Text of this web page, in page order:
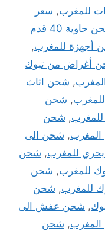
للمغرب, سعر
سعر شحن حاوية 40 قدم
أجهزة للمغرب,
أغراض من تبوك
, شحن اثاث
, شحن
, شحن
, شحن الى
للمغرب, شحن
للمغرب, شحن
للمغرب, شحن
, شحن عفش الى
, شحن